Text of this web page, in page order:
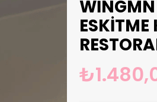
WINGMN